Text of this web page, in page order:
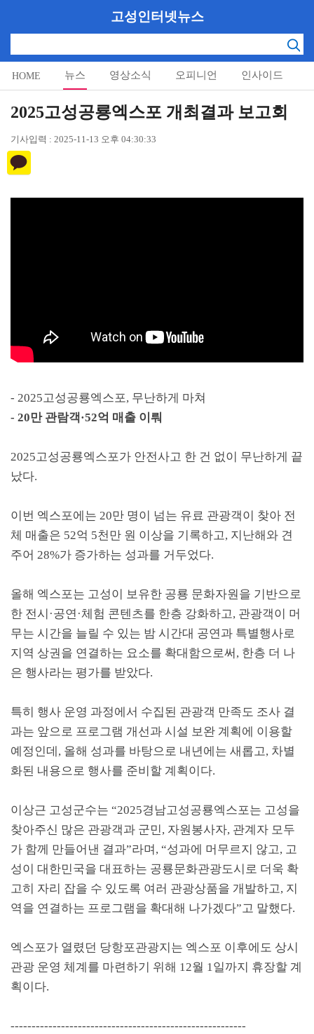
고성인터넷뉴스
HOME 뉴스 영상소식 오피니언 인사이드
알림마당
2025고성공룡엑스포 개최결과 보고회
기사입력 : 2025-11-13 오후 04:30:33
- 2025고성공룡엑스포, 무난하게 마쳐
- 20만 관람객·52억 매출 이뤄
2025고성공룡엑스포가 안전사고 한 건 없이 무난하게 끝
났다.
이번 엑스포에는 20만 명이 넘는 유료 관광객이 찾아 전
체 매출은 52억 5천만 원 이상을 기록하고, 지난해와 견
주어 28%가 증가하는 성과를 거두었다.
올해 엑스포는 고성이 보유한 공룡 문화자원을 기반으로
한 전시 ·공연 ·체험 콘텐츠를 한층 강화하고, 관광객이 머
무는 시간을 늘릴 수 있는 밤 시간대 공연과 특별행사로
지역 상권을 연결하는 요소를 확대함으로써 , 한층 더 나
은 행사라는 평가를 받았다.
특히 행사 운영 과정에서 수집된 관광객 만족도 조사 결
과는 앞으로 프로그램 개선과 시설 보완 계획에 이용할
예정인데 , 올해 성과를 바탕으로 내년에는 새롭고, 차별
화된 내용으로 행사를 준비할 계획이다.
이상근 고성군수는 “2025경남고성공룡엑스포는 고성을
찾아주신 많은 관광객과 군민, 자원봉사자, 관계자 모두
가 함께 만들어낸 결과”라며 , “성과에 머무르지 않고, 고
성이 대한민국을 대표하는 공룡문화관광도시로 더욱 확
고히 자리 잡을 수 있도록 여러 관광상품을 개발하고, 지
역을 연결하는 프로그램을 확대해 나가겠다”고 말했다.
엑스포가 열렸던 당항포관광지는 엑스포 이후에도 상시
관광 운영 체계를 마련하기 위해 12월 1일까지 휴장할 계
획이다.
--------------------------------------------------------